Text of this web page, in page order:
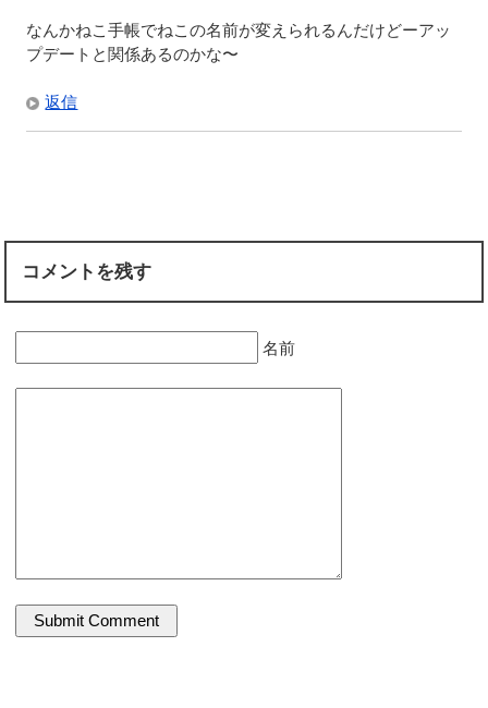
なんかねこ手帳でねこの名前が変えられるんだけどーアッ
プデートと関係あるのかな〜
返信
コメントを残す
名前